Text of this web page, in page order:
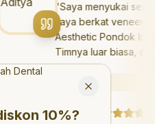
"Saya menyukai
saya berkat
Aesthetic Pondok
Timnya luar biasa,
hasilnya melebihi
saya. Saya
hari.
Debby Sahertian
strong>?
10%?
Close